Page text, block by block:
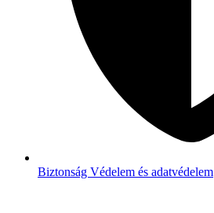
Biztonság Védelem és adatvédelem